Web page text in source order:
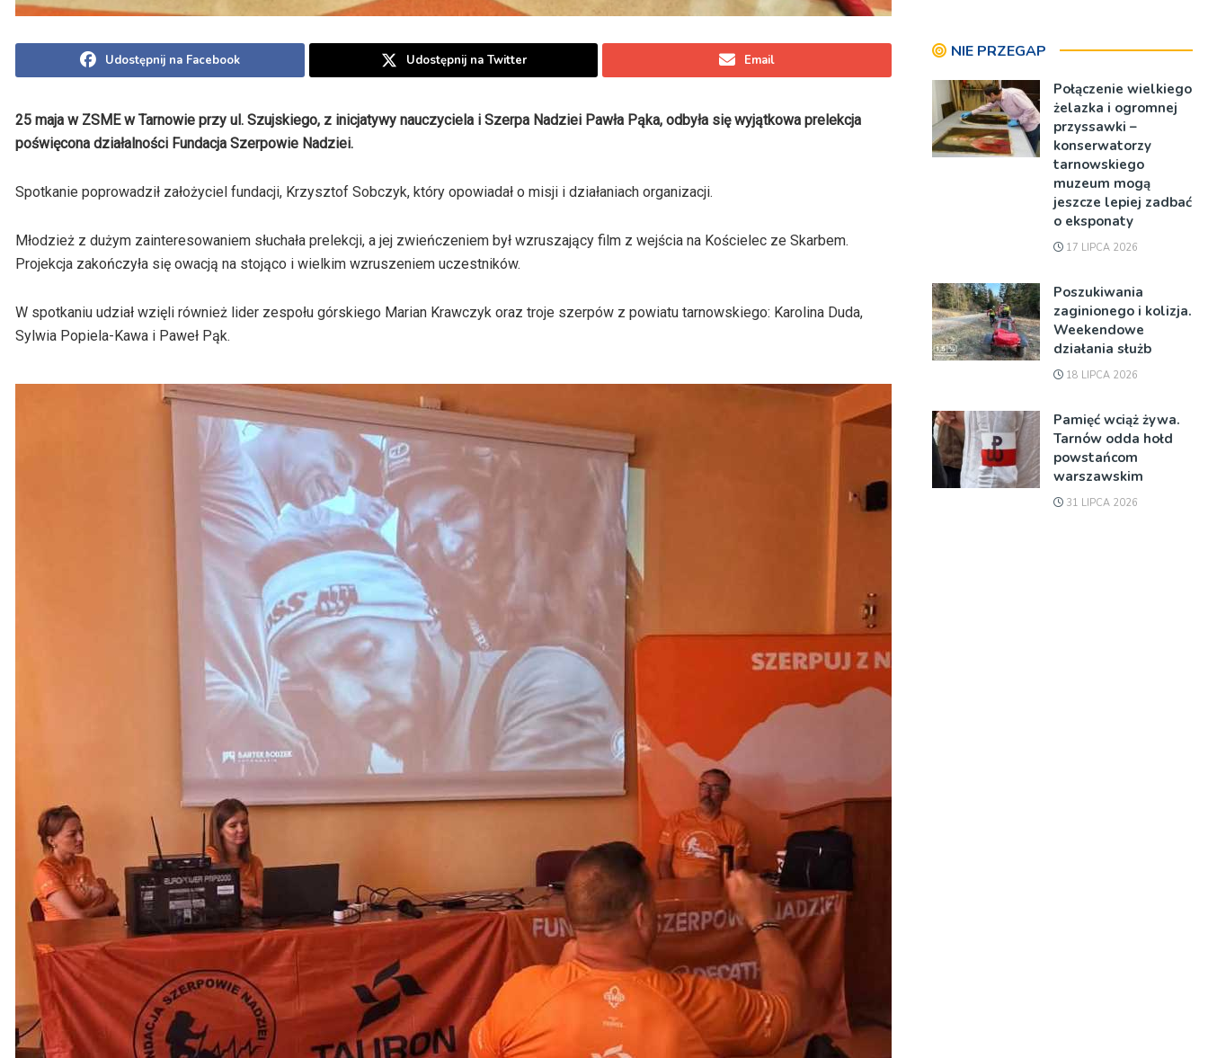
Udostępnij na Facebook Udostępnij na Twitter Email
25 maja w ZSME w Tarnowie przy ul. Szujskiego, z inicjatywy nauczyciela i Szerpa Nadziei Pawła Pąka, odbyła się wyjątkowa prelekcja
poświęcona działalności Fundacja Szerpowie Nadziei.
Spotkanie poprowadził założyciel fundacji, Krzysztof Sobczyk, który opowiadał o misji i działaniach organizacji.
Młodzież z dużym zainteresowaniem słuchała prelekcji, a jej zwieńczeniem był wzruszający film z wejścia na Kościelec ze Skarbem.
Projekcja zakończyła się owacją na stojąco i wielkim wzruszeniem uczestników.
W spotkaniu udział wzięli również lider zespołu górskiego Marian Krawczyk oraz troje szerpów z powiatu tarnowskiego: Karolina Duda,
Sylwia Popiela-Kawa i Paweł Pąk.
NIE PRZEGAP
Połączenie wielkiego
żelazka i ogromnej
przyssawki –
konserwatorzy
tarnowskiego
muzeum mogą
jeszcze lepiej zadbać
o eksponaty
17 LIPCA 2026
Poszukiwania
zaginionego i kolizja.
Weekendowe
działania służb
18 LIPCA 2026
Pamięć wciąż żywa.
Tarnów odda hołd
powstańcom
warszawskim
31 LIPCA 2026